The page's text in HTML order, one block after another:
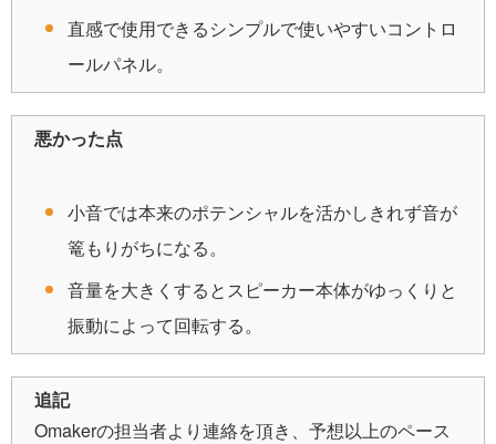
直感で使用できるシンプルで使いやすいコントロ
ールパネル。
悪かった点
小音では本来のポテンシャルを活かしきれず音が
篭もりがちになる。
音量を大きくするとスピーカー本体がゆっくりと
振動によって回転する。
追記
Omakerの担当者より連絡を頂き、予想以上のペース